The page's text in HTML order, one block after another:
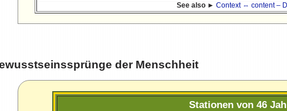
See also ►Context ⇔ content –
der Menschheit
Stationen von 46